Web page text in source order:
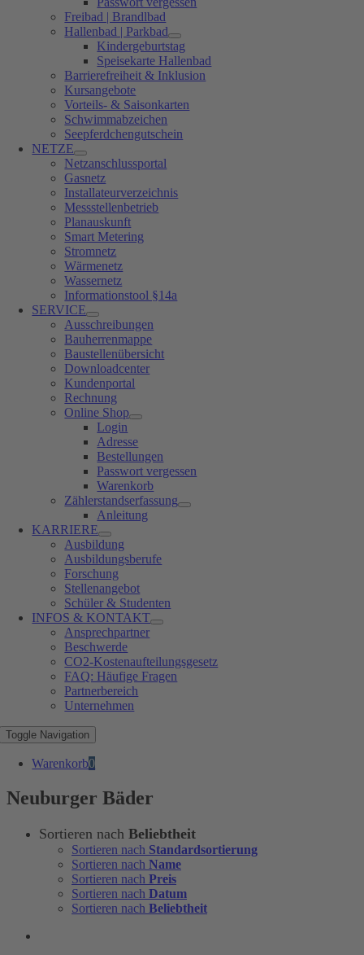
Freibad | Brandlbad
Hallenbad | Parkbad
Kindergeburtstag
Speisekarte Hallenbad
Barrierefreiheit & Inklusion
Kursangebote
Vorteils- & Saisonkarten
Schwimmabzeichen
Seepferdchengutschein
NETZE
Netzanschlussportal
Gasnetz
Installateurverzeichnis
Messstellenbetrieb
Planauskunft
Smart Metering
Stromnetz
Wärmenetz
Wassernetz
Informationstool §14a
SERVICE
Ausschreibungen
Bauherrenmappe
Baustellenübersicht
Downloadcenter
Kundenportal
Rechnung
Online Shop
Login
Adresse
Bestellungen
Passwort vergessen
Warenkorb
Zählerstandserfassung
Anleitung
KARRIERE
Ausbildung
Ausbildungsberufe
Forschung
Stellenangebot
Schüler & Studenten
INFOS & KONTAKT
Ansprechpartner
Beschwerde
CO2-Kostenaufteilungsgesetz
FAQ: Häufige Fragen
Partnerbereich
Unternehmen
Toggle Navigation
Warenkorb0
Neuburger Bäder
Sortieren nach Beliebtheit
Sortieren nach Standardsortierung
Sortieren nach Name
Sortieren nach Preis
Sortieren nach Datum
Sortieren nach Beliebtheit